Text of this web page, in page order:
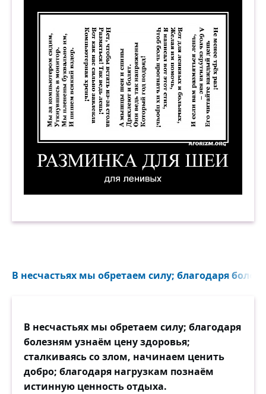
В несчастьях мы обретаем силу; благодаря
В несчастьях мы обретаем силу; благодаря
болезням узнаём цену здоровья;
сталкиваясь со злом, начинаем ценить
добро; благодаря нагрузкам познаём
истинную ценность отдыха.